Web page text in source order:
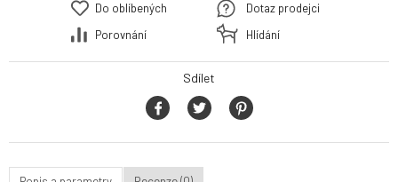
Do oblíbených
Porovnání
Dotaz prodejci
Hlídání
Sdílet